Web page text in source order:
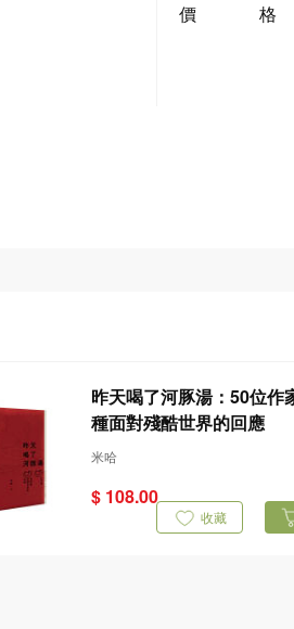
價格
昨天喝了河豚湯：50位作
種面對殘酷世界的回應
米哈
$ 108.00
收藏